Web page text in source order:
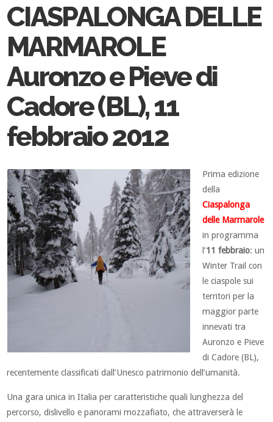
CIASPALONGA DELLE
MARMAROLE
Auronzo e Pieve di
Cadore (BL), 11
febbraio 2012
Prima edizione
della
Ciaspalonga
delle Marmarole
in programma
l’11 febbraio: un
Winter Trail con
le ciaspole sui
territori per la
maggior parte
innevati tra
Auronzo e Pieve
di Cadore (BL),
recentemente classificati dall’Unesco patrimonio dell’umanità.
Una gara unica in Italia per caratteristiche quali lunghezza del
percorso, dislivello e panorami mozzafiato, che attraverserà le